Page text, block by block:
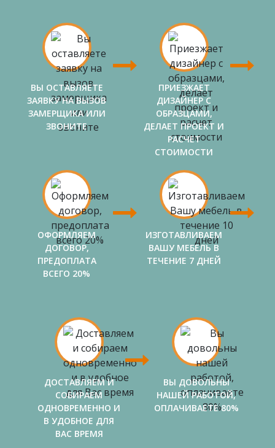
ВЫ ОСТАВЛЯЕТЕ
ЗАЯВКУ НА ВЫЗОВ
ЗАМЕРЩИКА ИЛИ
ЗВОНИТЕ
ПРИЕЗЖАЕТ
ДИЗАЙНЕР С
ОБРАЗЦАМИ,
ДЕЛАЕТ ПРОЕКТ И
РАСЧЕТ
СТОИМОСТИ
ОФОРМЛЯЕМ
ДОГОВОР,
ПРЕДОПЛАТА
ВСЕГО 20%
ИЗГОТАВЛИВАЕМ
ВАШУ МЕБЕЛЬ В
ТЕЧЕНИЕ 7 ДНЕЙ
ДОСТАВЛЯЕМ И
СОБИРАЕМ
ОДНОВРЕМЕННО И
В УДОБНОЕ ДЛЯ
ВАС ВРЕМЯ
ВЫ ДОВОЛЬНЫ
НАШЕЙ РАБОТОЙ,
ОПЛАЧИВАЕТЕ 80%